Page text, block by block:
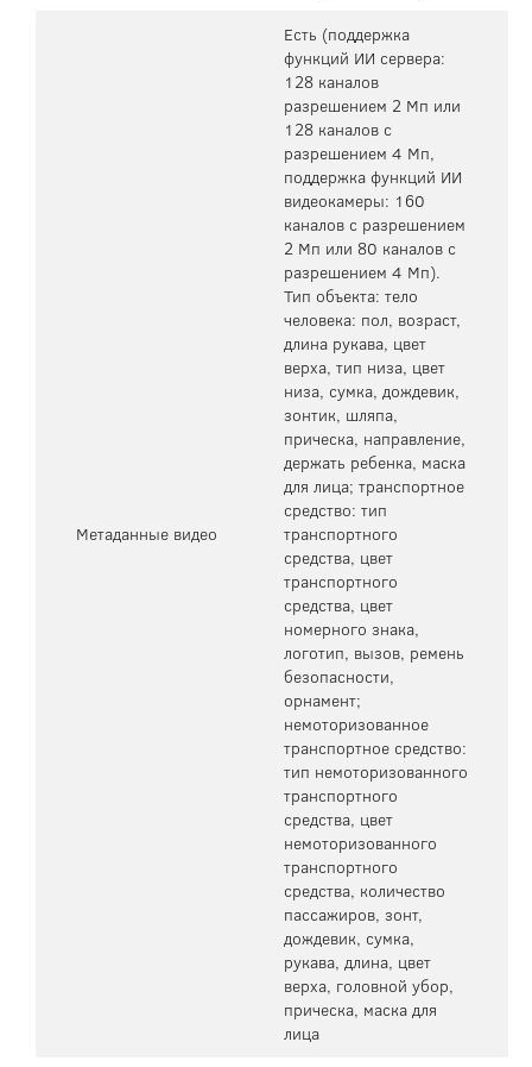
Метаданные видео
Есть (поддержка
функций ИИ сервера:
128 каналов
разрешением 2 Мп или
128 каналов с
разрешением 4 Мп,
поддержка функций ИИ
видеокамеры: 160
каналов с разрешением
2 Мп или 80 каналов с
разрешением 4 Мп).
Тип объекта: тело
человека: пол, возраст,
длина рукава, цвет
верха, тип низа, цвет
низа, сумка, дождевик,
зонтик, шляпа,
прическа, направление,
держать ребенка, маска
для лица; транспортное
средство: тип
транспортного
средства, цвет
транспортного
средства, цвет
номерного знака,
логотип, вызов, ремень
безопасности,
орнамент;
немоторизованное
транспортное средство:
тип немоторизованного
транспортного
средства, цвет
немоторизованного
транспортного
средства, количество
пассажиров, зонт,
дождевик, сумка,
рукава, длина, цвет
верха, головной убор,
прическа, маска для
лица